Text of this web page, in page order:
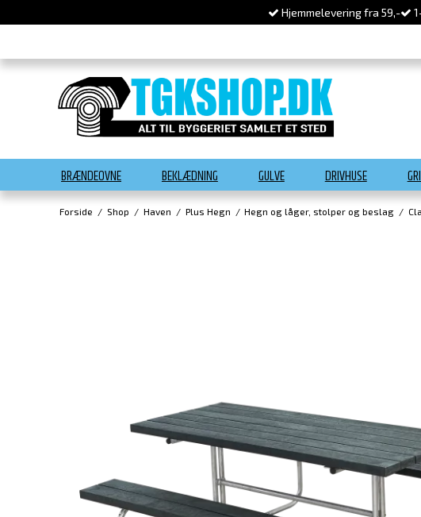
Hjemmelevering fra 59,-
BRÆNDEOVNE BEKLÆDNING GULVE DRIVHUSE
Forside / Shop / Haven / Plus Hegn / Hegn og låger, stolper og beslag /